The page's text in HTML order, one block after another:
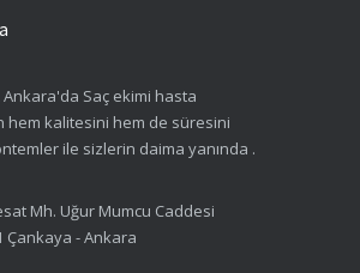
Ankara'da Saç ekimi hasta
hem kalitesini hem de süresini
ile sizlerin daima yanında .
Mh. Uğur Mumcu Caddesi
Çankaya - Ankara